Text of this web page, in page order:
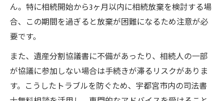
ん。特に相続開始から3ヶ月以内に相続放棄を検討する場
合、この期間を過ぎると放棄が困難になるため注意が必
要です。
また、遺産分割協議書に不備があったり、相続人の一部
が協議に参加しない場合は手続きが滞るリスクがありま
す。こうしたトラブルを防ぐため、宇都宮市内の司法書